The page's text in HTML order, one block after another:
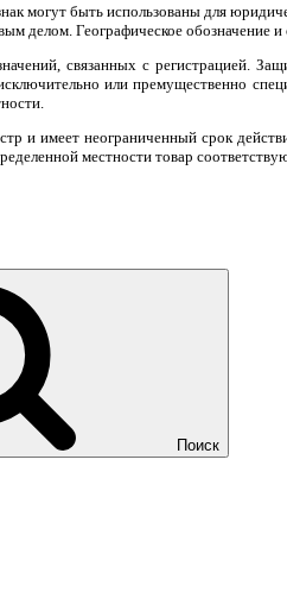
могут быть использованы для
делом. Географическое обозначение
связанных с регистрацией.
или премущественно
и имеет неограниченный срок
местности товар
Поиск